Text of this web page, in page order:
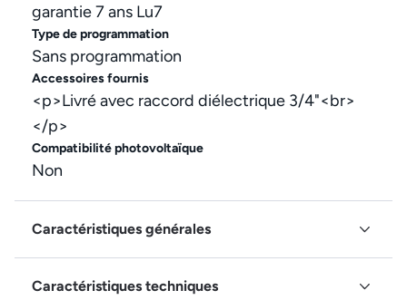
garantie 7 ans Lu7
Type de programmation
Sans programmation
Accessoires fournis
<p>Livré avec raccord diélectrique 3/4"<br>
</p>
Compatibilité photovoltaïque
Non
Caractéristiques générales
Caractéristiques techniques